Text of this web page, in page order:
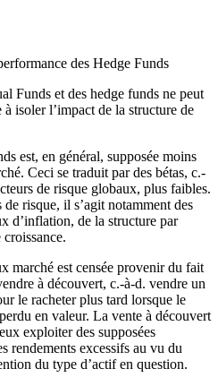
des Hedge Funds
Funds et des hedge funds ne peut
isoler l’impact de la structure de
est, en général, supposée moins
Ceci se traduit par des bétas, c.-
de risque globaux, plus faibles.
risque, il s’agit notamment des
d’inflation, de la structure par
marché est censée provenir du fait
à découvert, c.-à-d. vendre un
le racheter plus tard lorsque le
en valeur. La vente à découvert
exploiter des supposées
rendements excessifs au vu du
du type d’actif en question.